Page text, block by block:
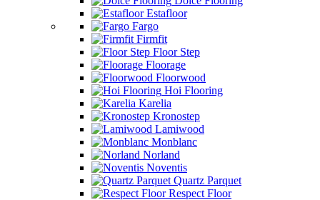
Estafloor
Fargo
Firmfit
Floor Step
Floorage
Floorwood
Hoi Flooring
Karelia
Kronostep
Lamiwood
Monblanc
Norland
Noventis
Quartz Parquet
Respect Floor